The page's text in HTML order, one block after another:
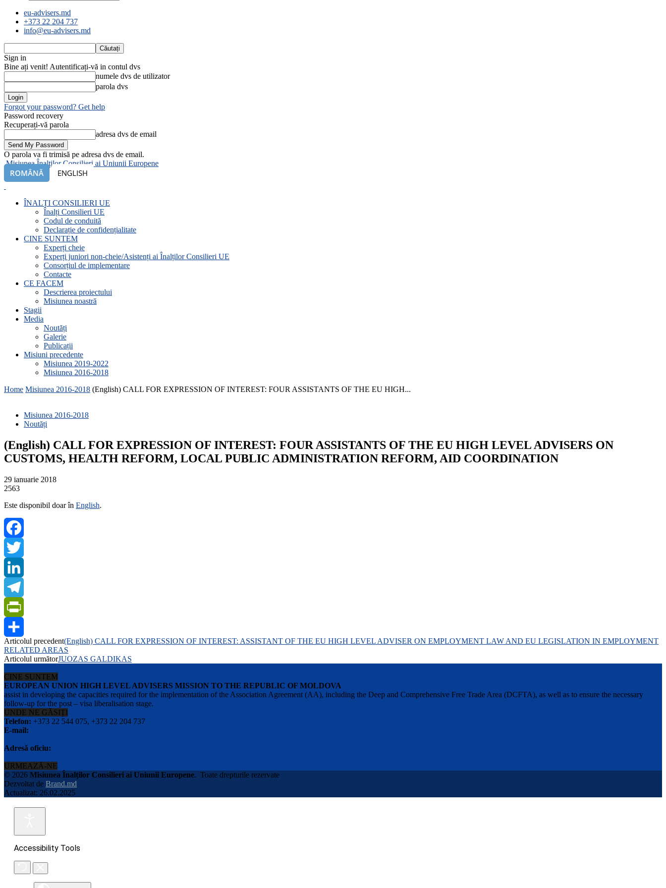
eu-advisers.md
+373 22 204 737
info@eu-advisers.md
Sign in
Bine ați venit! Autentificați-vă in contul dvs
numele dvs de utilizator
parola dvs
Forgot your password? Get help
Password recovery
Recuperați-vă parola
adresa dvs de email
O parola va fi trimisă pe adresa dvs de email.
Misiunea Înalților Consilieri ai Uniunii Europene
ROMÂNĂ ENGLISH
ÎNALȚI CONSILIERI UE
Înalți Consilieri UE
Codul de conduită
Declarație de confidențialitate
CINE SUNTEM
Experți cheie
Experți juniori non-cheie/Asistenți ai Înalților Consilieri UE
Consorțiul de implementare
Contacte
CE FACEM
Descrierea proiectului
Misiunea noastră
Stagii
Media
Noutăți
Galerie
Publicații
Misiuni precedente
Misiunea 2019-2022
Misiunea 2016-2018
Home Misiunea 2016-2018 (English) CALL FOR EXPRESSION OF INTEREST: FOUR ASSISTANTS OF THE EU HIGH...
Misiunea 2016-2018
Noutăți
(English) CALL FOR EXPRESSION OF INTEREST: FOUR ASSISTANTS OF THE EU HIGH LEVEL ADVISERS ON
CUSTOMS, HEALTH REFORM, LOCAL PUBLIC ADMINISTRATION REFORM, AID COORDINATION
29 ianuarie 2018
2563
Este disponibil doar în English.
Facebook
Twitter
LinkedIn
Telegram
PrintFriendly
Share
Articolul precedent(English) CALL FOR EXPRESSION OF INTEREST: ASSISTANT OF THE EU HIGH LEVEL ADVISER ON EMPLOYMENT LAW AND EU LEGISLATION IN EMPLOYMENT
RELATED AREAS
Articolul următorJUOZAS GALDIKAS
CINE SUNTEM
EUROPEAN UNION HIGH LEVEL ADVISERS MISSION TO THE REPUBLIC OF MOLDOVA
assist in developing the capacities required for the implementation of the Association Agreement (AA), including the Deep and Comprehensive Free Trade Area (DCFTA), as well as to ensure the necessary
follow-up for the post – visa liberalisation stage.
UNDE NE GĂSIȚI
Telefon: +373 22 544 075, +373 22 204 737
E-mail:
Adresă oficiu:
URMEAZĂ-NE
© 2026 Misiunea Înalților Consilieri ai Uniunii Europene. Toate drepturile rezervate
Dezvoltat de Brand.md
Actualizat: 26.02.2025
Accessibility Tools